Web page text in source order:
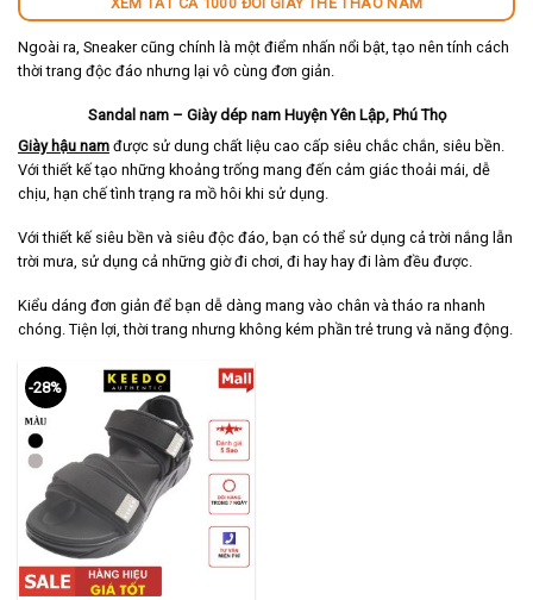
Ngoài ra, Sneaker cũng chính là một điểm nhấn nổi bật, tạo nên tính cách
thời trang độc đáo nhưng lại vô cùng đơn giản.
Sandal nam – Giày dép nam Huyện Yên Lập, Phú Thọ
Giày hậu nam được sử dung chất liệu cao cấp siêu chắc chắn, siêu bền.
Với thiết kế tạo những khoảng trống mang đến cảm giác thoải mái, dễ
chịu, hạn chế tình trạng ra mồ hôi khi sử dụng.
Với thiết kế siêu bền và siêu độc đáo, bạn có thể sử dụng cả trời nắng lẫn
trời mưa, sử dụng cả những giờ đi chơi, đi hay hay đi làm đều được.
Kiểu dáng đơn giản để bạn dễ dàng mang vào chân và tháo ra nhanh
chóng. Tiện lợi, thời trang nhưng không kém phần trẻ trung và năng động.
-28%